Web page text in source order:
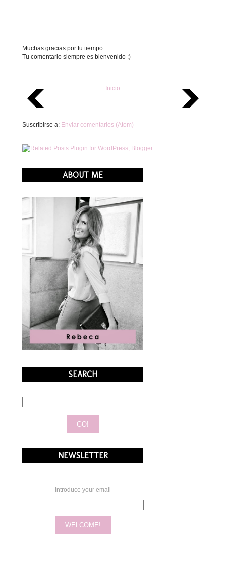
Muchas gracias por tu tiempo.
Tu comentario siempre es bienvenido :)
Inicio
Suscribirse a: Enviar comentarios (Atom)
ABOUT ME
SEARCH
NEWSLETTER
Introduce your email